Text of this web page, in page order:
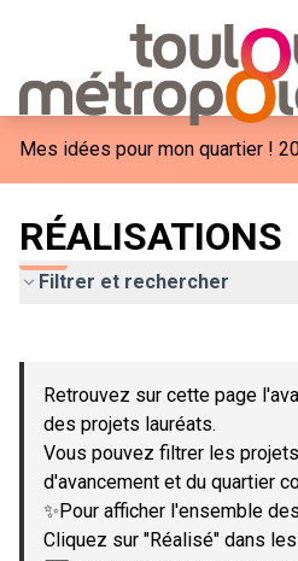
Mes idées pour mon quartier !
RÉALISATIONS
Filtrer et rechercher
−
Retrouvez sur cette page
des projets lauréats.
Vous pouvez filtrer les
d'avancement et du quartier
✨Pour afficher l'ensemble
Cliquez sur "Réalisé" dans